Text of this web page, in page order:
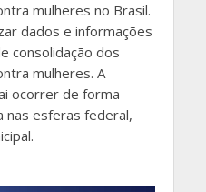
mulheres no Brasil.
dados e informações
consolidação dos
mulheres. A
ocorrer de forma
nas esferas federal,